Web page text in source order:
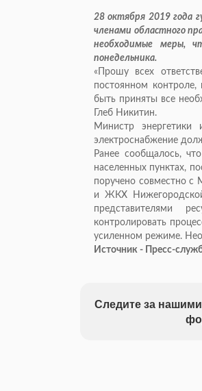
28 октября 2019 года
членами областного
необходимые меры,
понедельника.
«Прошу всех
постоянном
быть приняты все
Глеб Никитин.
Министр энергетики
электроснабжение
Ранее сообщалось,
населенных пунктах,
поручено совместно с
и ЖКХ
представителями
контролировать
усиленном режиме.
Источник - Пресс-
Следите за